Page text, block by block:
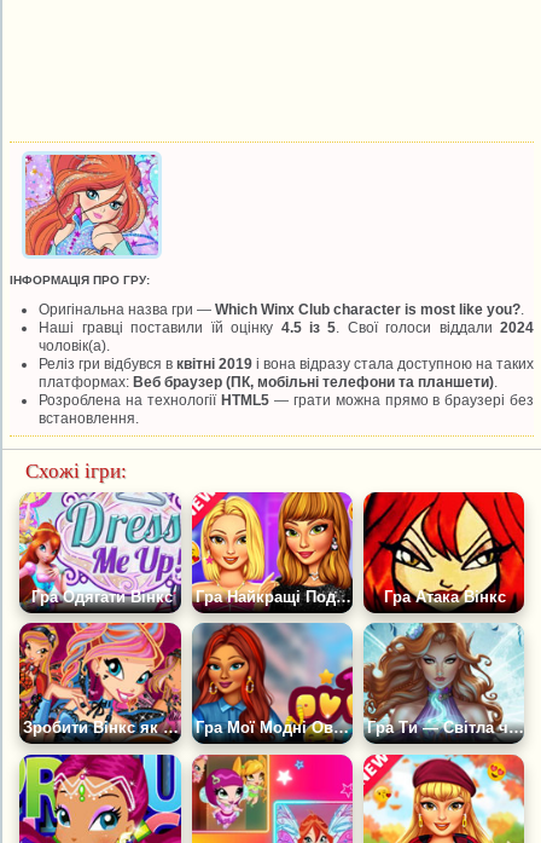
ІНФОРМАЦІЯ ПРО ГРУ:
Оригінальна назва гри —Which Winx Club character is most like you?
Наші гравці поставили їй оцінку 4.5 із 5 . Свої голоси віддали2024
чоловік(а).
Реліз гри відбувся вквітні 2019 і вона відразу стала доступною на таких
платформах:Веб браузер (ПК, мобільні телефони та планшети)
Розроблена на технології HTML5— грати можна прямо в браузері без
встановлення.
Схожі ігри:
Гра Одягати Вінкс Гра Найкращі Подруги: Чорно-рожева Модниця Гра Атака Вінкс
Зробити Вінкс як Монстр Хай Гра Мої Модні Оверсайз Вбрання у вуличному стилі Гра Ти — Світла чи Темна Фея?